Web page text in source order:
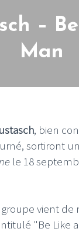
–
Man
, bien
sortiront
le 18
vient de
"Be Like